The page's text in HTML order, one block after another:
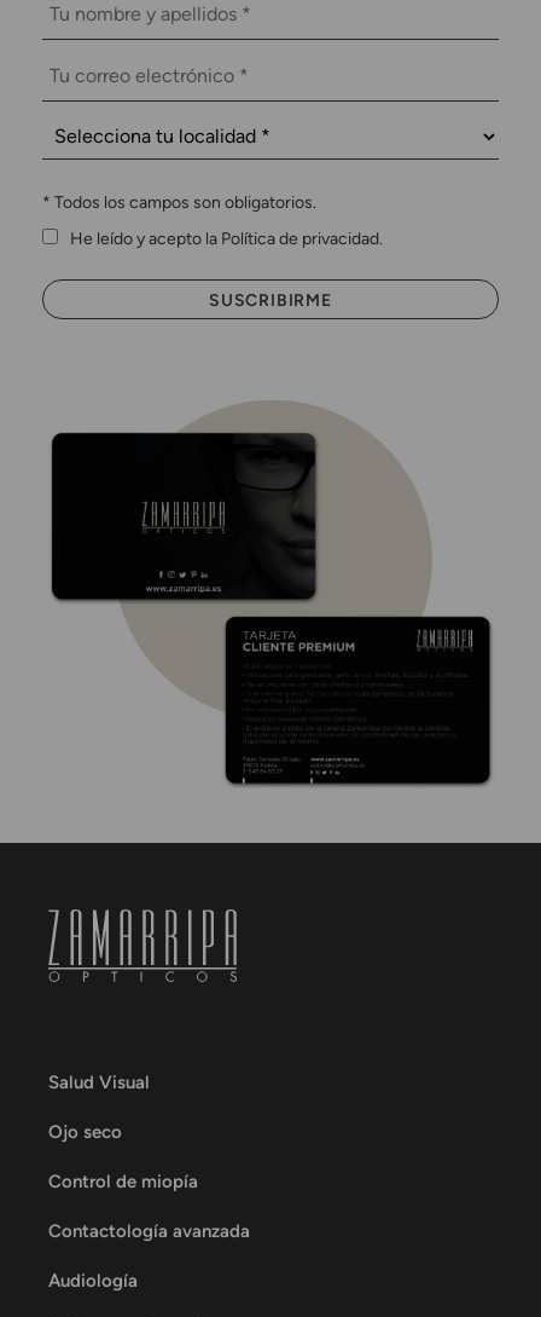
* Todos los campos son obligatorios.
He leído y acepto la Política de privacidad.
Salud Visual
Ojo seco
Control de miopía
Contactología avanzada
Audiología